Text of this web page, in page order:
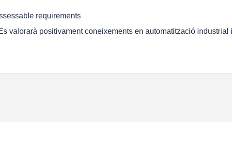
requirements
valorarà positivament coneixements en automatització industrial